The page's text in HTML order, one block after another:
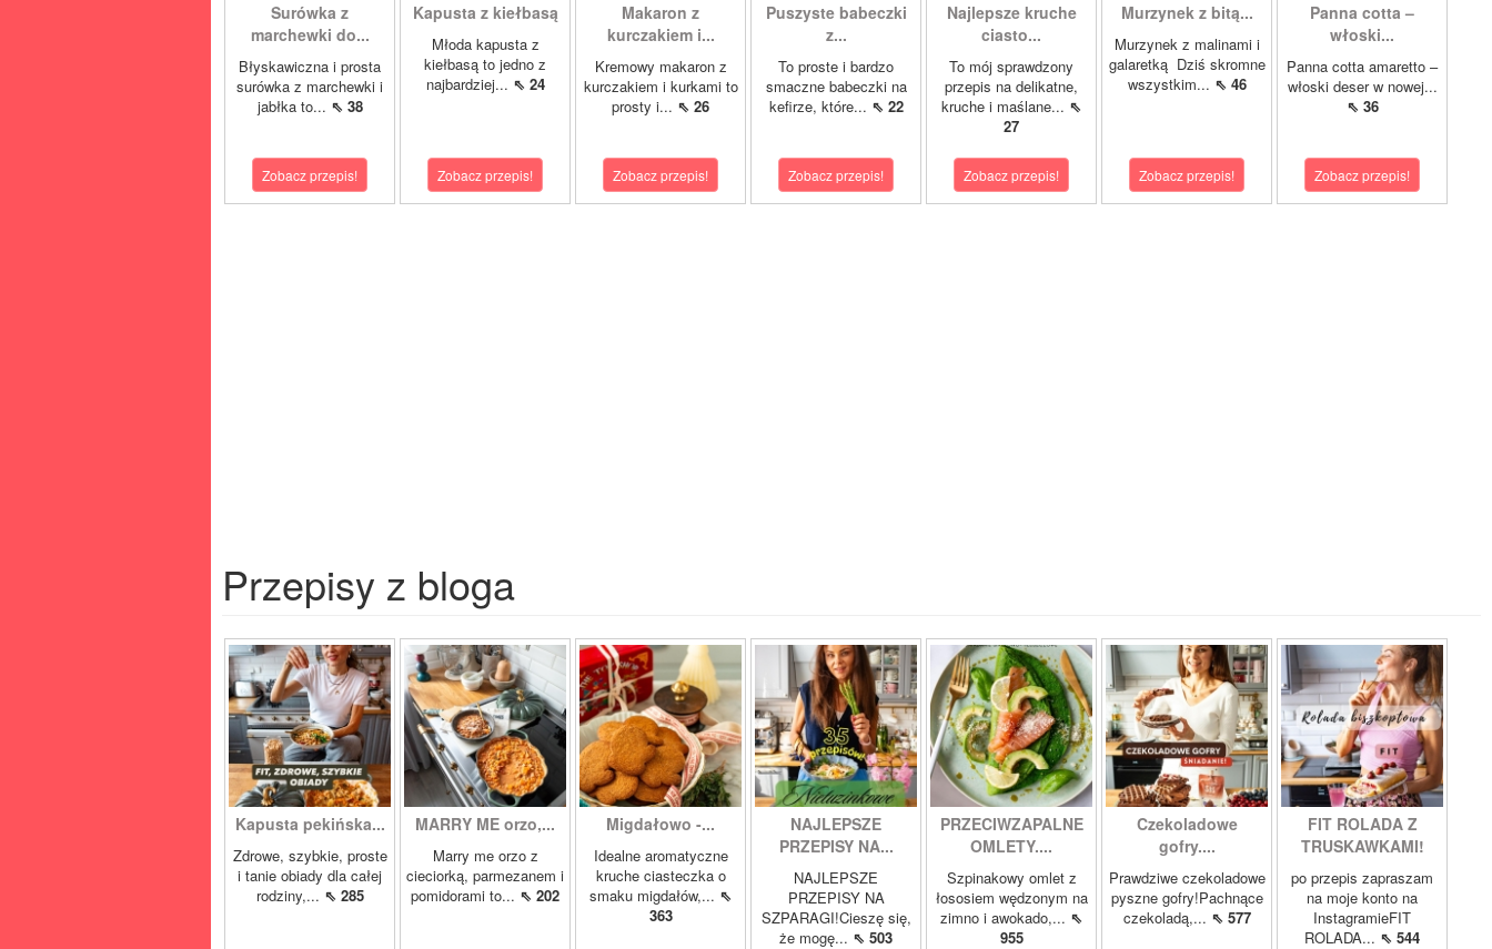
Surówka z
marchewki do...
Błyskawiczna i prosta
surówka z marchewki i
jabłka to... ⇖ 38
Zobacz przepis!
Kapusta z kiełbasą
Młoda kapusta z
kiełbasą to jedno z
najbardziej... ⇖ 24
Zobacz przepis!
Makaron z
kurczakiem i...
Kremowy makaron z
kurczakiem i kurkami to
prosty i... ⇖ 26
Zobacz przepis!
Puszyste babeczki
z...
To proste i bardzo
smaczne babeczki na
kefirze, które... ⇖ 22
Zobacz przepis!
Najlepsze kruche
ciasto...
To mój sprawdzony
przepis na delikatne,
kruche i maślane... ⇖
27
Zobacz przepis!
Murzynek z bitą...
Murzynek z malinami i
galaretką Dziś skromne
wszystkim... ⇖ 46
Zobacz przepis!
Panna cotta –
włoski...
Panna cotta amaretto –
włoski deser w nowej...
⇖ 36
Zobacz przepis!
Przepisy z bloga
Kapusta pekińska...
Zdrowe, szybkie, proste
i tanie obiady dla całej
rodziny,... ⇖ 285
MARRY ME orzo,...
Marry me orzo z
cieciorką, parmezanem i
pomidorami to... ⇖ 202
Migdałowo -...
Idealne aromatyczne
kruche ciasteczka o
smaku migdałów,... ⇖
363
NAJLEPSZE
PRZEPISY NA...
NAJLEPSZE
PRZEPISY NA
SZPARAGI!Cieszę się,
że mogę... ⇖ 503
PRZECIWZAPALNE
OMLETY....
Szpinakowy omlet z
łososiem wędzonym na
zimno i awokado,... ⇖
955
Czekoladowe
gofry....
Prawdziwe czekoladowe
pyszne gofry!Pachnące
czekoladą,... ⇖ 577
FIT ROLADA Z
TRUSKAWKAMI!
po przepis zapraszam
na moje konto na
InstagramieFIT
ROLADA... ⇖ 544